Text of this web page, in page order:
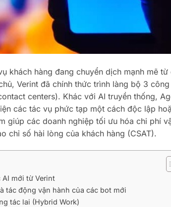
khách hàng đang chuyển dịch mạnh mẽ
Verint đã chính thức trình làng bộ 3
centers). Khác với AI truyền thống,
các tác vụ phức tạp một cách độc lập
giúp các doanh nghiệp tối ưu hóa chi phí
chỉ số hài lòng của khách hàng (CSAT).
mới từ Verint
tác động vận hành của các bot mới
tác lai (Hybrid Work)